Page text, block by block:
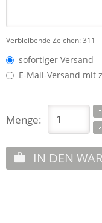
Verbleibende Zeichen: 311
sofortiger Versand
E-Mail-Versand mit
Menge:
IN DEN